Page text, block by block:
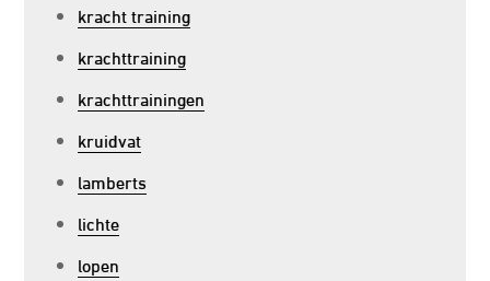
kracht training
krachttraining
krachttrainingen
kruidvat
lamberts
lichte
lopen